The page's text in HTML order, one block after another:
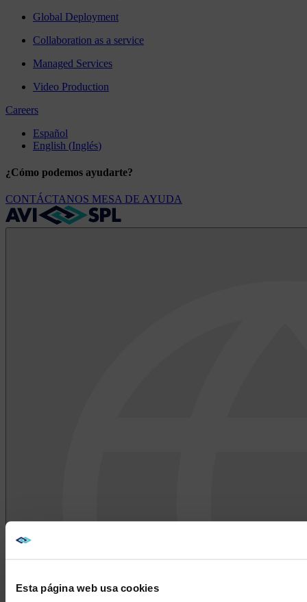
Esta página web usa cookies
Global Deployment
Collaboration as a service
Managed Services
Video Production
Careers
Español
English (Inglés)
¿Cómo podemos ayudarte?
CONTÁCTANOS MESA DE AYUDA